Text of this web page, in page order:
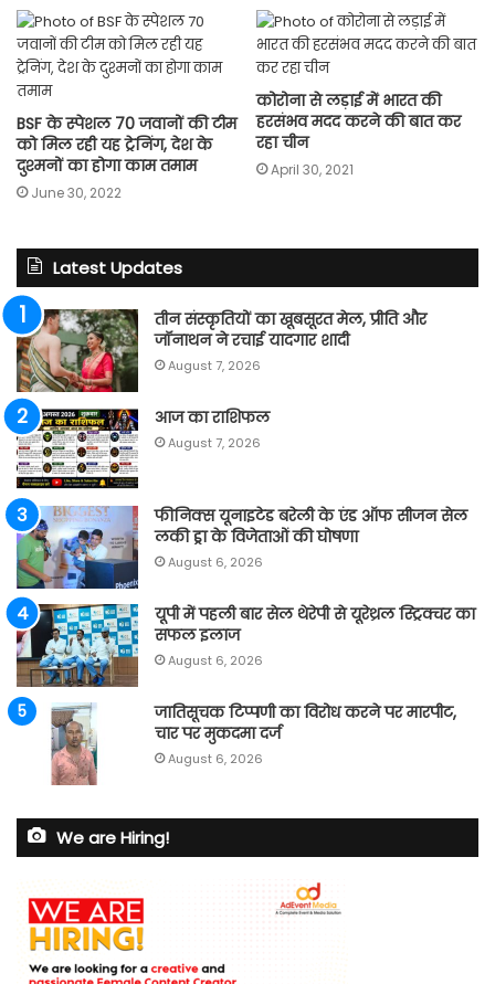
BSF के स्पेशल 70 जवानों की टीम
को मिल रही यह ट्रेनिंग, देश के
दुश्मनों का होगा काम तमाम
June 30, 2022
कोरोना से लड़ाई में भारत की
हरसंभव मदद करने की बात कर
रहा चीन
April 30, 2021
Latest Updates
तीन संस्कृतियों का खूबसूरत मेल, प्रीति और
जॉनाथन ने रचाई यादगार शादी
August 7, 2026
आज का राशिफल
August 7, 2026
फीनिक्स यूनाइटेड बरेली के एंड ऑफ सीजन सेल
लकी ड्रा के विजेताओं की घोषणा
August 6, 2026
यूपी में पहली बार सेल थेरेपी से यूरेथ्रल स्ट्रिक्चर का
सफल इलाज
August 6, 2026
जातिसूचक टिप्पणी का विरोध करने पर मारपीट,
चार पर मुकदमा दर्ज
August 6, 2026
We are Hiring!